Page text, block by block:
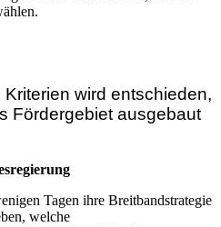
wird entschieden,
Fördergebiet ausgebaut
Tagen ihre Breitbandstrategie
welche